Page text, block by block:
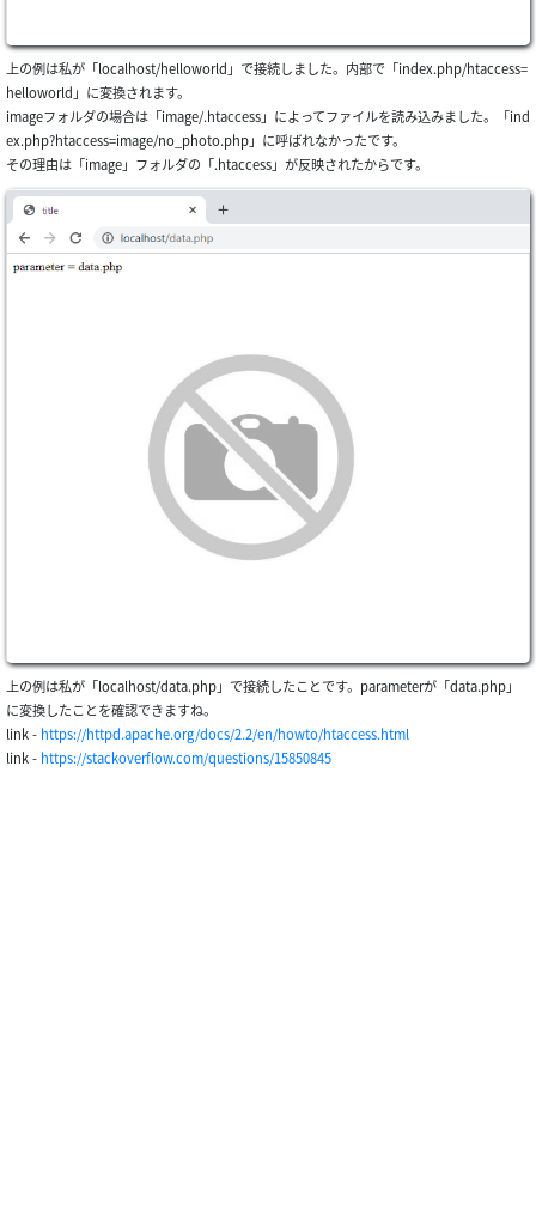
上の例は私が「localhost/helloworld」で接続しました。内部で「index.php/htaccess=
helloworld」に変換されます。
imageフォルダの場合は「image/.htaccess」によってファイルを読み込みました。「ind
ex.php?htaccess=image/no_photo.php」に呼ばれなかったです。
その理由は「image」フォルダの「.htaccess」が反映されたからです。
上の例は私が「localhost/data.php」で接続したことです。parameterが「data.php」
に変換したことを確認できますね。
link - https://httpd.apache.org/docs/2.2/en/howto/htaccess.html
link - https://stackoverflow.com/questions/15850845